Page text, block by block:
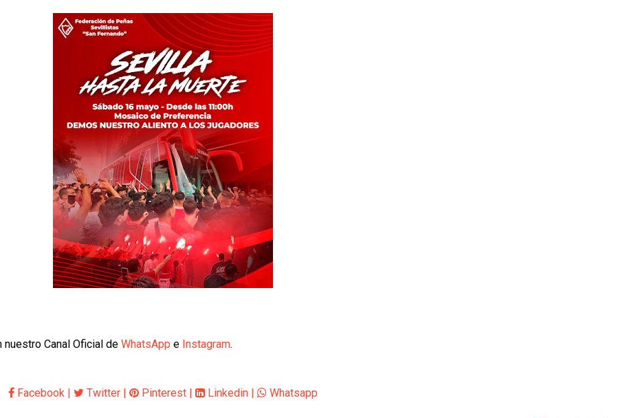
nuestro Canal Oficial de WhatsApp e Instagram.
Facebook | Twitter | Pinterest | Linkedin | Whatsapp